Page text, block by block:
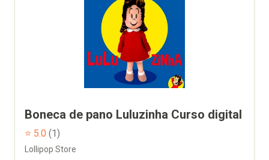
Boneca de pano Luluzinha Curso digital
⭐ 5.0 (1)
Lollipop Store